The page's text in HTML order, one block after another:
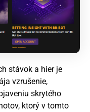
stávok a hier je
vzrušenie,
skrytého
ktorý v tomto